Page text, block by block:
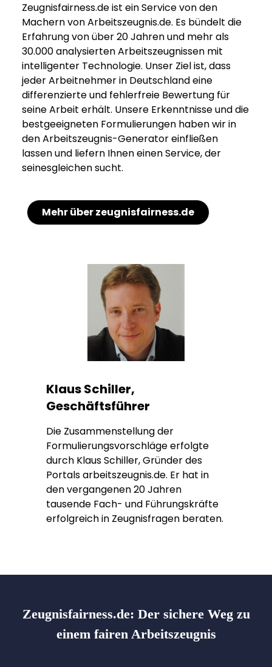
Zeugnisfairness.de ist ein Service von den
Machern von Arbeitszeugnis.de. Es bündelt die
Erfahrung von über 20 Jahren und mehr als
30.000 analysierten Arbeitszeugnissen mit
intelligenter Technologie. Unser Ziel ist, dass
jeder Arbeitnehmer in Deutschland eine
differenzierte und fehlerfreie Bewertung für
seine Arbeit erhält. Unsere Erkenntnisse und die
bestgeeigneten Formulierungen haben wir in
den Arbeitszeugnis-Generator einfließen
lassen und liefern Ihnen einen Service, der
seinesgleichen sucht.
Mehr über zeugnisfairness.de
Klaus Schiller,
Geschäftsführer
Die Zusammenstellung der
Formulierungsvorschläge erfolgte
durch Klaus Schiller, Gründer des
Portals arbeitszeugnis.de. Er hat in
den vergangenen 20 Jahren
tausende Fach- und Führungskräfte
erfolgreich in Zeugnisfragen beraten.
Zeugnisfairness.de: Der sichere Weg zu
einem fairen Arbeitszeugnis